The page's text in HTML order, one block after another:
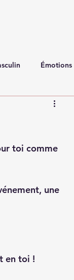
Émotions
toi comme
une
en toi !